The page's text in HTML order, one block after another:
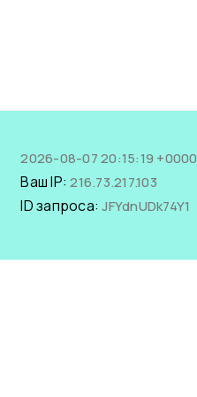
2026-08-07 20:15:19 +0000
Ваш IP:216.73.217.103
ID запроса:JFYdnUDk74Y1